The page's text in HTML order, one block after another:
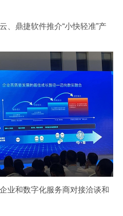
鼎捷软件推介“小快轻准”产
和数字化服务商对接洽谈和